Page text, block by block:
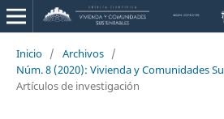
Inicio / Archivos /
Núm. 8 (2020): Vivienda y Comunidades
Artículos de investigación